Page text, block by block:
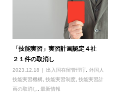
「技能実習」実習計画認定４社
２１件の取消し
2023.12.18 出入国在留管理庁, 外国人
技能実習機構, 技能実習制度, 技能実習計
画の取消し , 最新情報